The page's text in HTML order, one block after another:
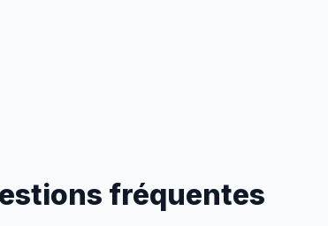
fréquentes